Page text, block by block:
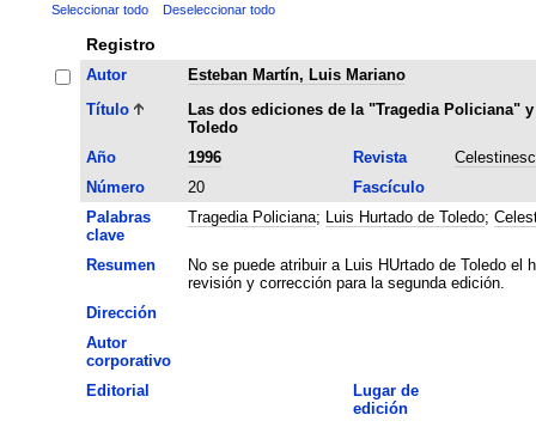
Seleccionar todo Deseleccionar todo
Registro
Autor
Esteban Martín, Luis Mariano
Título
Las dos ediciones de la "Tragedia Policiana"
Toledo
Año
1996 Revista
Número
20
Fascículo
Palabras
clave
Tragedia Policiana; Luis Hurtado de Toledo;
Resumen
No se puede atribuir a Luis HUrtado de Toledo el
revisión y corrección para la segunda edición.
Dirección
Autor
corporativo
Editorial
Lugar de
edición